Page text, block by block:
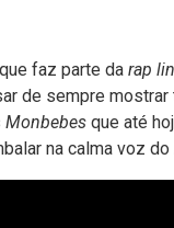
faz parte da rap
de sempre
Monbebes que até
na calma voz do